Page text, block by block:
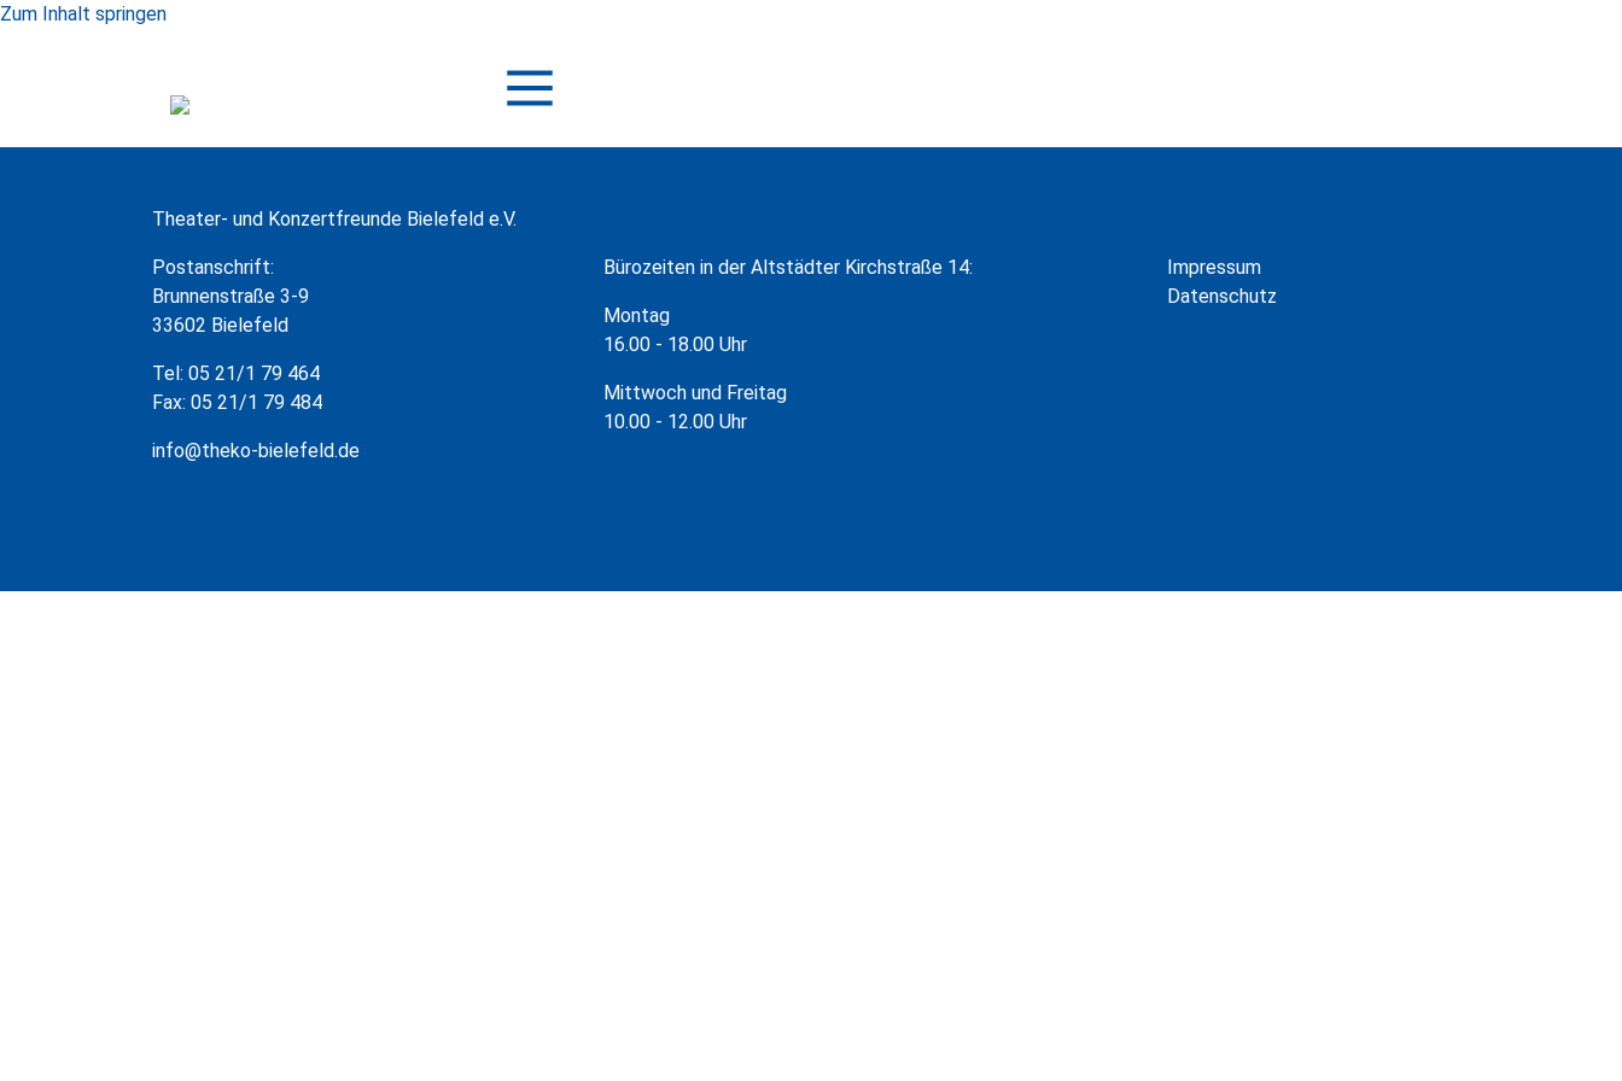
Zum Inhalt springen
Theater- und Konzertfreunde Bielefeld e.V.
Postanschrift:
Brunnenstraße 3-9
33602 Bielefeld
Tel: 05 21/1 79 464
Fax: 05 21/1 79 484
info@theko-bielefeld.de
Bürozeiten in der Altstädter Kirchstraße 14:
Montag
16.00 - 18.00 Uhr
Mittwoch und Freitag
10.00 - 12.00 Uhr
Impressum
Datenschutz